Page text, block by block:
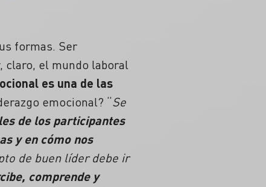
formas. Ser
claro, el mundo laboral
es una de las
emocional? “Se
de los participantes
y en cómo nos
de buen líder debe ir
comprende y